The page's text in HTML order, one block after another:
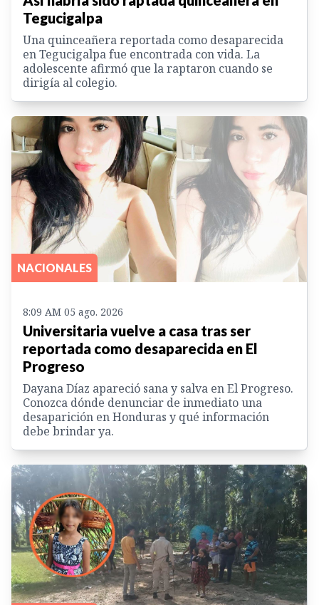
Tegucigalpa
Una quinceañera reportada como desaparecida
en Tegucigalpa fue encontrada con vida. La
adolescente afirmó que la raptaron cuando se
dirigía al colegio.
NACIONALES
8:09 AM 05 ago. 2026
Universitaria vuelve a casa tras ser
reportada como desaparecida en El
Progreso
Dayana Díaz apareció sana y salva en El Progreso.
Conozca dónde denunciar de inmediato una
desaparición en Honduras y qué información
debe brindar ya.